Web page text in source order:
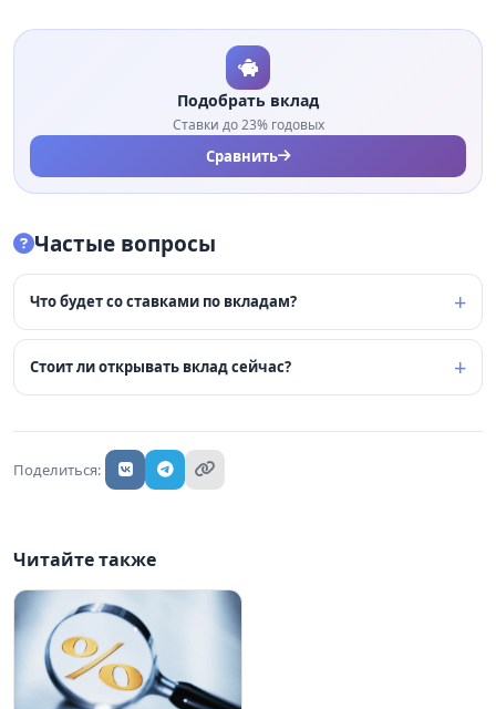
Подобрать вклад
Ставки до 23% годовых
Сравнить
Частые вопросы
Что будет со ставками по вкладам?
Стоит ли открывать вклад сейчас?
Поделиться:
Читайте также